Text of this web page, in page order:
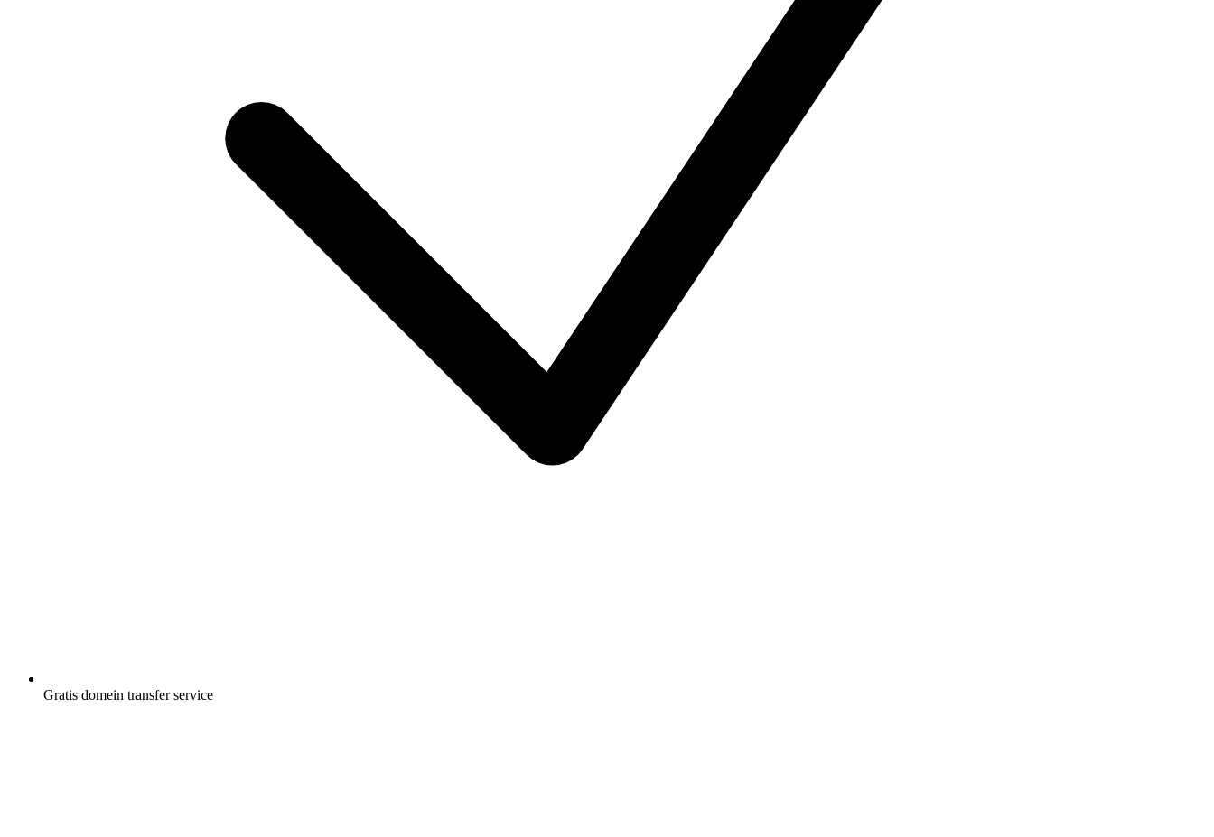
Gratis domein transfer service